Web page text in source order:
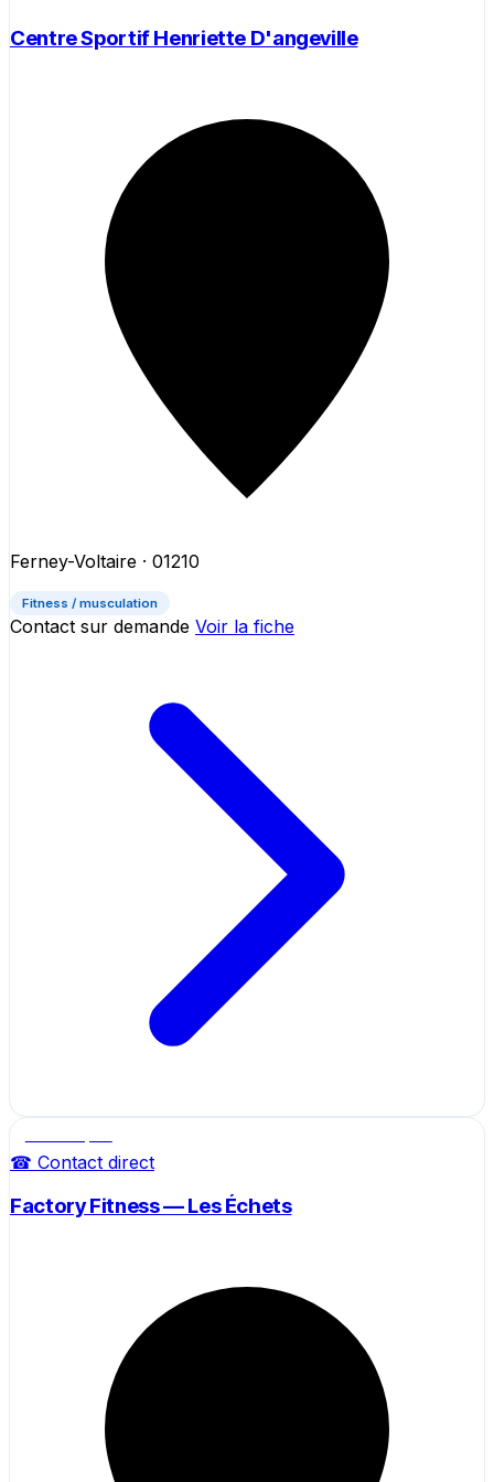
Centre Sportif Henriette D'angeville
Ferney-Voltaire · 01210
Fitness / musculation
Contact sur demande Voir la fiche
☎ Contact direct
Factory Fitness — Les Échets